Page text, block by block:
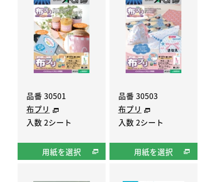
品番 30501
布プリ
入数 2シート
用紙を選択
品番 30503
布プリ
入数 2シート
用紙を選択